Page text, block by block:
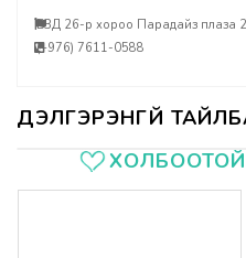
БЗД 26-р хороо Парадайз плаза
(+976) 7611-0588
ҮзүүлэлтүүдХОЛБООТОЙ